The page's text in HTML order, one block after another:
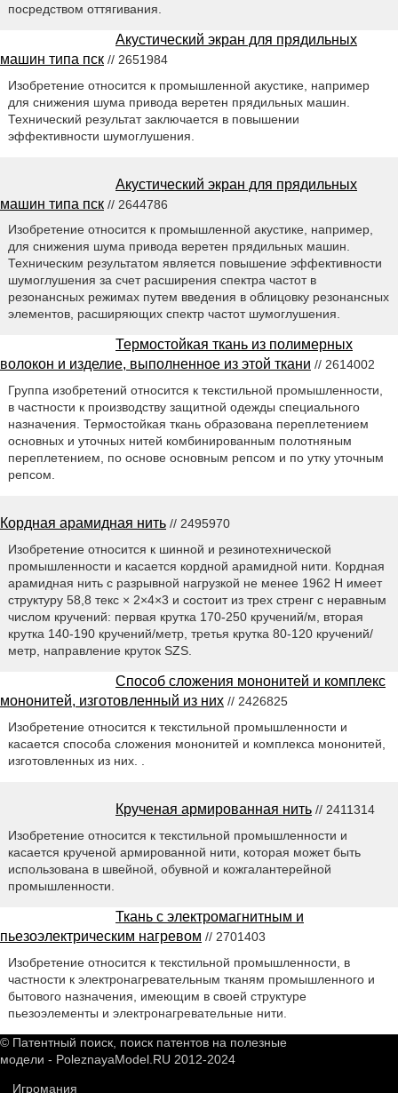
посредством оттягивания.
Акустический экран для прядильных
машин типа пск // 2651984
Изобретение относится к промышленной акустике, например
для снижения шума привода веретен прядильных машин.
Технический результат заключается в повышении
эффективности шумоглушения.
Акустический экран для прядильных
машин типа пск // 2644786
Изобретение относится к промышленной акустике, например,
для снижения шума привода веретен прядильных машин.
Техническим результатом является повышение эффективности
шумоглушения за счет расширения спектра частот в
резонансных режимах путем введения в облицовку резонансных
элементов, расширяющих спектр частот шумоглушения.
Термостойкая ткань из полимерных
волокон и изделие, выполненное из этой ткани // 2614002
Группа изобретений относится к текстильной промышленности,
в частности к производству защитной одежды специального
назначения. Термостойкая ткань образована переплетением
основных и уточных нитей комбинированным полотняным
переплетением, по основе основным репсом и по утку уточным
репсом.
Кордная арамидная нить // 2495970
Изобретение относится к шинной и резинотехнической
промышленности и касается кордной арамидной нити. Кордная
арамидная нить с разрывной нагрузкой не менее 1962 Н имеет
структуру 58,8 текс × 2×4×3 и состоит из трех стренг с неравным
числом кручений: первая крутка 170-250 кручений/м, вторая
крутка 140-190 кручений/метр, третья крутка 80-120 кручений/
метр, направление круток SZS.
Способ сложения мононитей и комплекс
мононитей, изготовленный из них // 2426825
Изобретение относится к текстильной промышленности и
касается способа сложения мононитей и комплекса мононитей,
изготовленных из них. .
Крученая армированная нить // 2411314
Изобретение относится к текстильной промышленности и
касается крученой армированной нити, которая может быть
использована в швейной, обувной и кожгалантерейной
промышленности.
Ткань с электромагнитным и
пьезоэлектрическим нагревом // 2701403
Изобретение относится к текстильной промышленности, в
частности к электронагревательным тканям промышленного и
бытового назначения, имеющим в своей структуре
пьезоэлементы и электронагревательные нити.
© Патентный поиск, поиск патентов на полезные
модели - PoleznayaModel.RU 2012-2024
Игромания